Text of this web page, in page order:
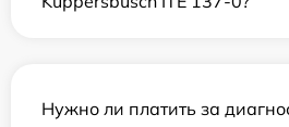
Нужно ли платить за